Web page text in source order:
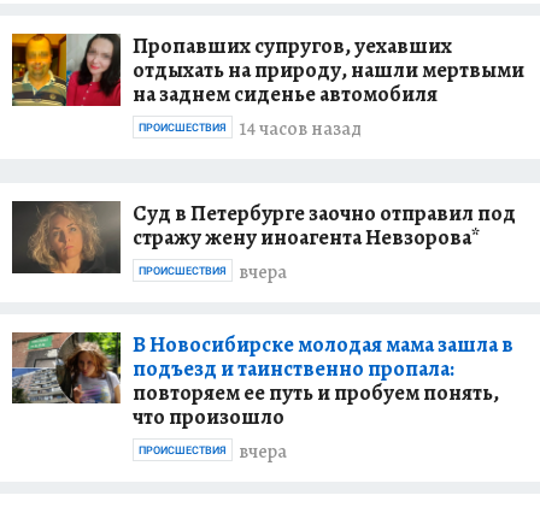
Пропавших супругов, уехавших
отдыхать на природу, нашли мертвыми
на заднем сиденье автомобиля
14 часов назад
ПРОИСШЕСТВИЯ
Суд в Петербурге заочно отправил под
стражу жену иноагента Невзорова*
вчера
ПРОИСШЕСТВИЯ
В Новосибирске молодая мама зашла в
подъезд и таинственно пропала:
повторяем ее путь и пробуем понять,
что произошло
вчера
ПРОИСШЕСТВИЯ